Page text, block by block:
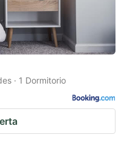
· 1 Dormitorio